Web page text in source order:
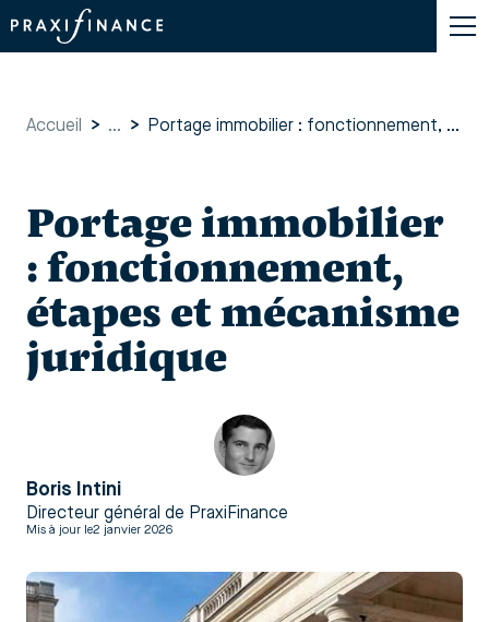
Accueil > ... > Portage immobilier : fonctionnement, étapes et mécanisme juridique
Portage immobilier
: fonctionnement,
étapes et mécanisme
juridique
Boris Intini
Directeur général de PraxiFinance
Mis à jour le2 janvier 2026